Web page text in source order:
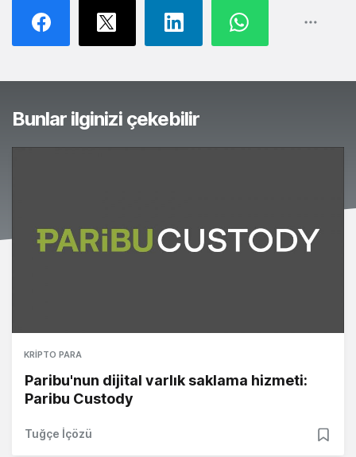
Bunlar ilginizi çekebilir
KRIPTO PARA
Paribu'nun dijital varlık saklama hizmeti:
Paribu Custody
Tuğçe İçözü